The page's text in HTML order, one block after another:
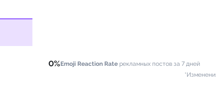
0%Emoji Reaction Rate рекламных постов за 7 дней